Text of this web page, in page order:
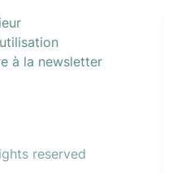
à la newsletter
reserved